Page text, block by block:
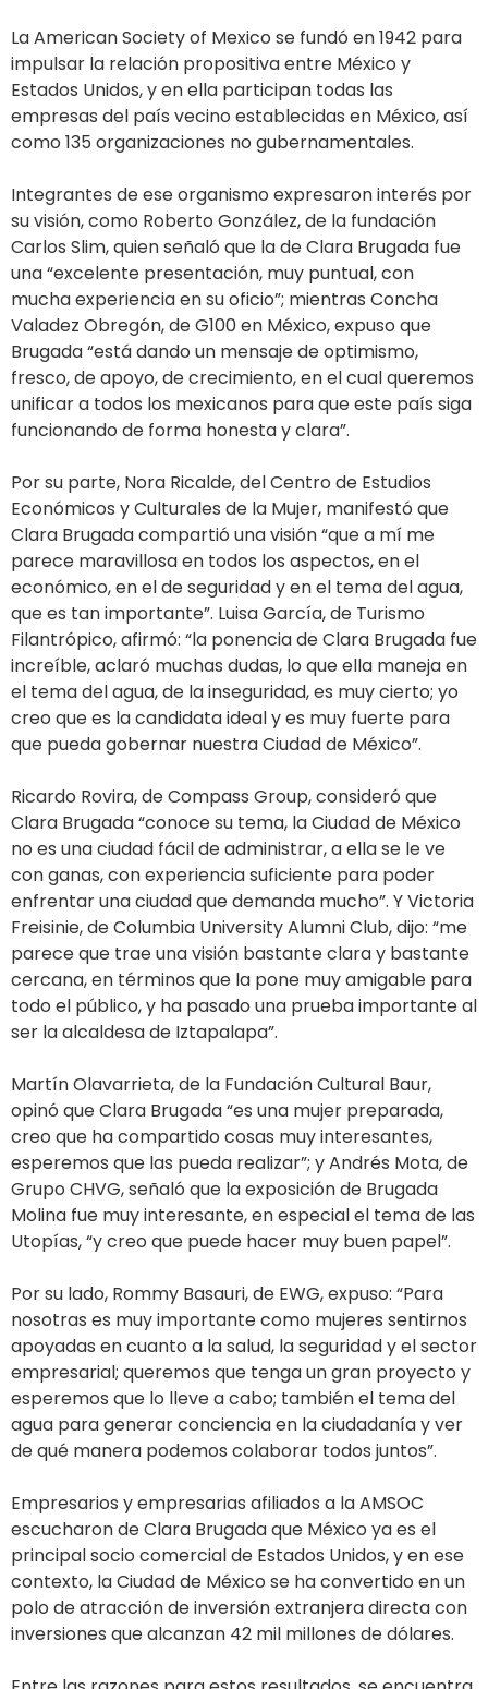
La American Society of Mexico se fundó en 1942 para
impulsar la relación propositiva entre México y
Estados Unidos, y en ella participan todas las
empresas del país vecino establecidas en México, así
como 135 organizaciones no gubernamentales.
Integrantes de ese organismo expresaron interés por
su visión, como Roberto González, de la fundación
Carlos Slim, quien señaló que la de Clara Brugada fue
una “excelente presentación, muy puntual, con
mucha experiencia en su oficio”; mientras Concha
Valadez Obregón, de G100 en México, expuso que
Brugada “está dando un mensaje de optimismo,
fresco, de apoyo, de crecimiento, en el cual queremos
unificar a todos los mexicanos para que este país siga
funcionando de forma honesta y clara”.
Por su parte, Nora Ricalde, del Centro de Estudios
Económicos y Culturales de la Mujer, manifestó que
Clara Brugada compartió una visión “que a mí me
parece maravillosa en todos los aspectos, en el
económico, en el de seguridad y en el tema del agua,
que es tan importante”. Luisa García, de Turismo
Filantrópico, afirmó: “la ponencia de Clara Brugada fue
increíble, aclaró muchas dudas, lo que ella maneja en
el tema del agua, de la inseguridad, es muy cierto; yo
creo que es la candidata ideal y es muy fuerte para
que pueda gobernar nuestra Ciudad de México”.
Ricardo Rovira, de Compass Group, consideró que
Clara Brugada “conoce su tema, la Ciudad de México
no es una ciudad fácil de administrar, a ella se le ve
con ganas, con experiencia suficiente para poder
enfrentar una ciudad que demanda mucho”. Y Victoria
Freisinie, de Columbia University Alumni Club, dijo: “me
parece que trae una visión bastante clara y bastante
cercana, en términos que la pone muy amigable para
todo el público, y ha pasado una prueba importante al
ser la alcaldesa de Iztapalapa”.
Martín Olavarrieta, de la Fundación Cultural Baur,
opinó que Clara Brugada “es una mujer preparada,
creo que ha compartido cosas muy interesantes,
esperemos que las pueda realizar”; y Andrés Mota, de
Grupo CHVG, señaló que la exposición de Brugada
Molina fue muy interesante, en especial el tema de las
Utopías, “y creo que puede hacer muy buen papel”.
Por su lado, Rommy Basauri, de EWG, expuso: “Para
nosotras es muy importante como mujeres sentirnos
apoyadas en cuanto a la salud, la seguridad y el sector
empresarial; queremos que tenga un gran proyecto y
esperemos que lo lleve a cabo; también el tema del
agua para generar conciencia en la ciudadanía y ver
de qué manera podemos colaborar todos juntos”.
Empresarios y empresarias afiliados a la AMSOC
escucharon de Clara Brugada que México ya es el
principal socio comercial de Estados Unidos, y en ese
contexto, la Ciudad de México se ha convertido en un
polo de atracción de inversión extranjera directa con
inversiones que alcanzan 42 mil millones de dólares.